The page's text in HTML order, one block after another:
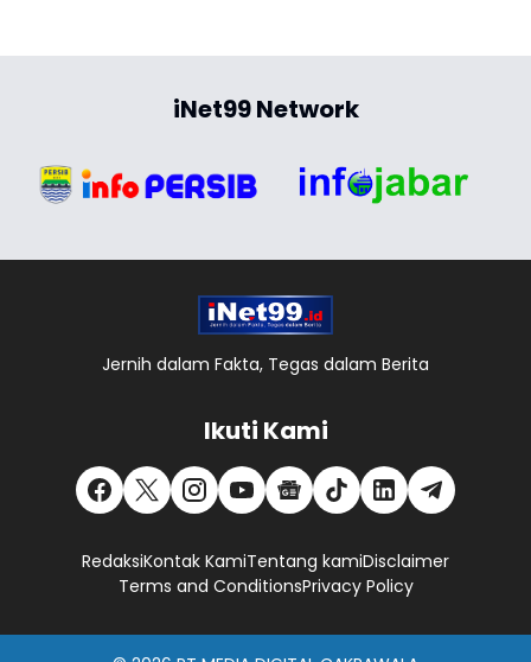
iNet99 Network
Jernih dalam Fakta, Tegas dalam Berita
Ikuti Kami
RedaksiKontak KamiTentang kamiDisclaimer
Terms and ConditionsPrivacy Policy